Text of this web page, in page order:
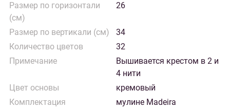
Размер по горизонтали
(см)
26
Размер по вертикали (см)
34
Количество цветов
32
Примечание
Вышивается крестом в 2 и
4 нити
Цвет основы
кремовый
Комплектация
мулине Madeira